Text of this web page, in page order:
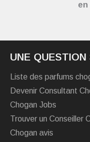
UNE
Liste des parfums
Devenir Consultant
Chogan Jobs
Trouver un Conseiller
Chogan avis